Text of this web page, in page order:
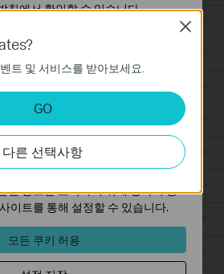
트 및 서비스를 받아보세요.
GO
다른 선택사항
Close
침에서 확인할 수 있습니다.
작동하는 데 필요하며 사용자의 시
수 없습니다.
의 기능을 개선하고 조정하기 위해
자 활동을 분석하는 데 사용하는 쿠키
관심사에 대한 프로필을 생성하고
련 광고를 표시하기 위해 당사의 광
이트를 통해 설정할 수 있습니다.
모든 쿠키 허용